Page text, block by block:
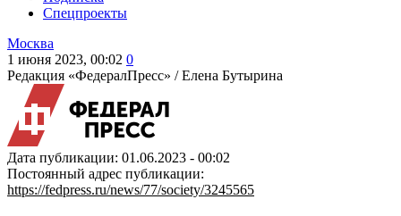
Спецпроекты
Москва
1 июня 2023, 00:02 0
Редакция «ФедералПресс» /Елена Бутырина
Дата публикации: 01.06.2023 - 00:02
Постоянный адрес публикации:
https://fedpress.ru/news/77/society/3245565